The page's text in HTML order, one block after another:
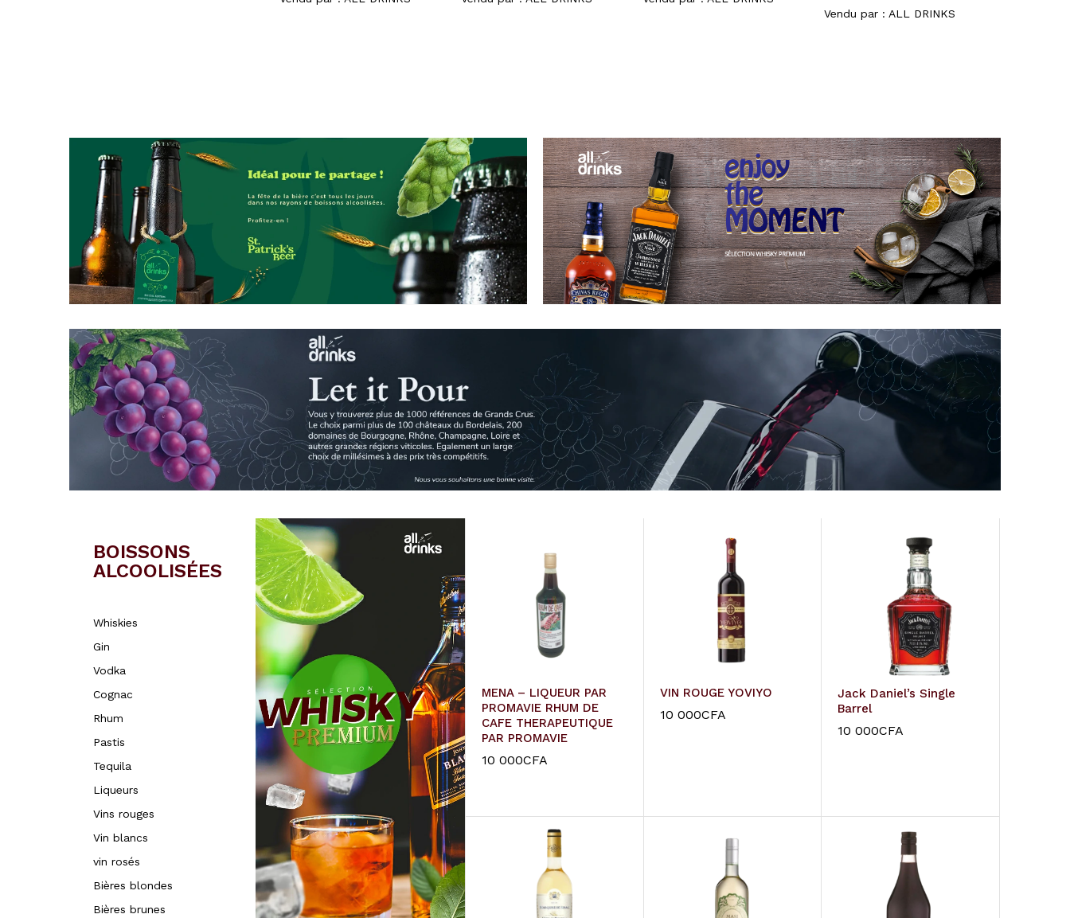
Vendu par : ALL DRINKS
BOISSONS
ALCOOLISÉES
Whiskies
Gin
Vodka
Cognac
Rhum
Pastis
Tequila
Liqueurs
Vins rouges
Vin blancs
vin rosés
Bières blondes
Bières brunes
MENA – LIQUEUR PAR
PROMAVIE RHUM DE
CAFE THERAPEUTIQUE
PAR PROMAVIE
10 000CFA
VIN ROUGE YOVIYO
10 000CFA
Jack Daniel’s Single
Barrel
10 000CFA